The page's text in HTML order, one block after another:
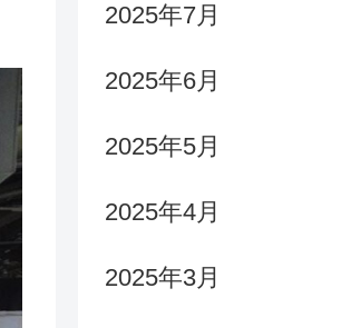
2025年7月
2025年6月
2025年5月
2025年4月
2025年3月